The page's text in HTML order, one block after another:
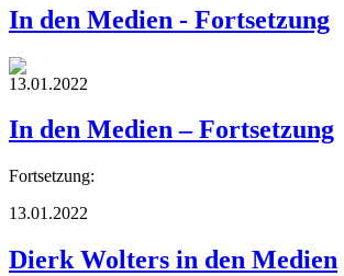
In den Medien - Fortsetzung
13.01.2022
In den Medien – Fortsetzung
Fortsetzung:
13.01.2022
Dierk Wolters in den Medien